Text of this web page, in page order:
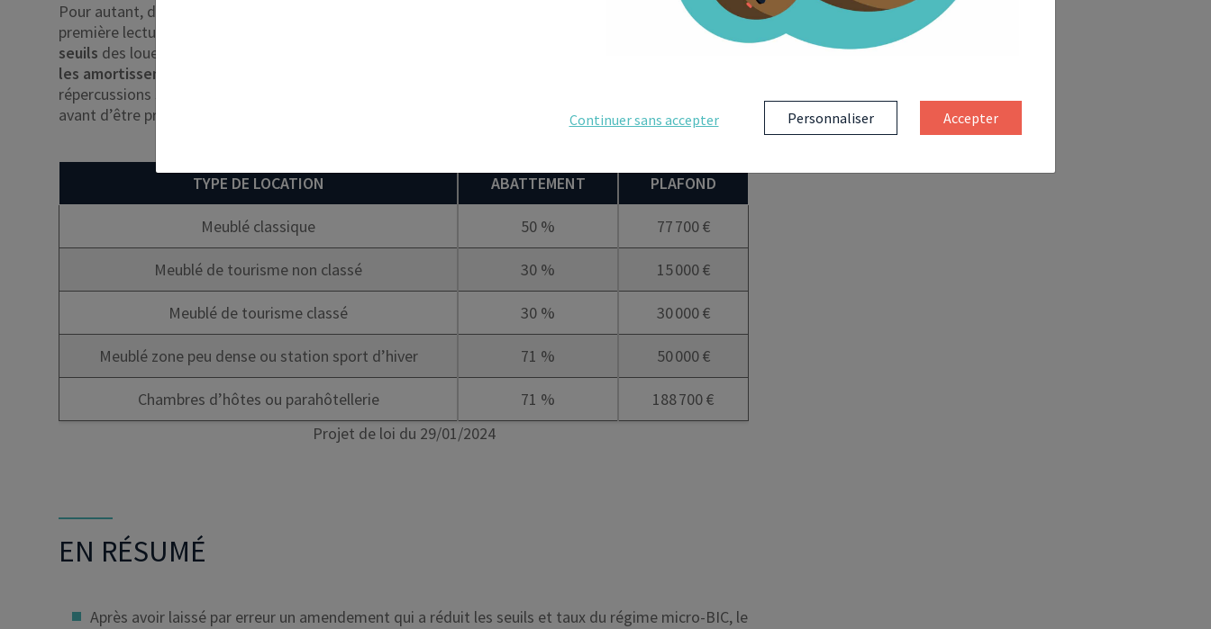
Pour autant, d’autres propositions de loi sont en discussion. Parmi elles, une a été adoptée en
première lecture à l’Assemblée nationale fin janvier. Ce projet de loi vise à
réduire les taux et les
seuils des loueurs saisonniers bénéficiant du régime micro-BIC. Elle propose également de
les amortissements dans le calcul de la plus-value
répercussions sur les loueurs relevant du régime réel. Ce projet doit encore être approuvé par le Sénat
avant d’être promulgué via un décret ou inclus dans la prochaine loi des finances.
TYPE DE LOCATION ABATTEMENT PLAFOND
Meublé classique 50 % 77 700 €
Meublé de tourisme non classé 30 % 15 000 €
Meublé de tourisme classé 30 % 30 000 €
Meublé zone peu dense ou station sport d’hiver 71 % 50 000 €
Chambres d’hôtes ou parahôtellerie 71 %
188 700 €
Projet de loi du 29/01/2024
EN RÉSUMÉ
Après avoir laissé par erreur un amendement qui a réduit les seuils et taux du régime micro-BIC, le
Continuer sans accepter Personnaliser Accepter